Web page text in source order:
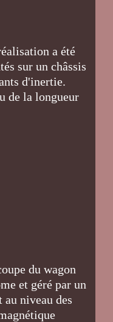
a été
sur un châssis
d'inertie.
de la longueur
du wagon
et géré par un
niveau des